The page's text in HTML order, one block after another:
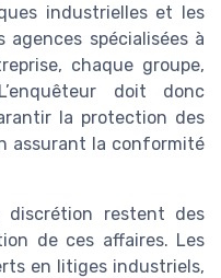
industrielles et les
agences spécialisées à
chaque groupe,
doit donc
la protection des
assurant la conformité
restent des
de ces affaires. Les
en litiges industriels,